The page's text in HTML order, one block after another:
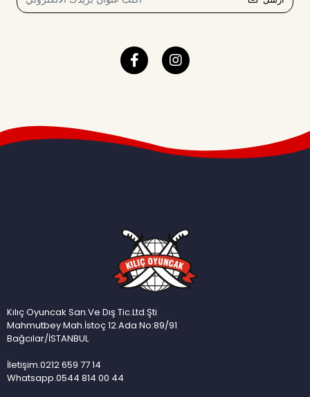
Kılıç Oyuncak San.Ve Dış Tic.Ltd.Şti
Mahmutbey Mah.İstoç 12.Ada No:89/91
Bağcılar/İSTANBUL
İletişim.0212 659 77 14
Whatsapp.0544 814 00 44